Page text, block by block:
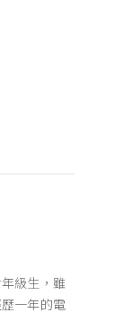
級生，雖
一年的電